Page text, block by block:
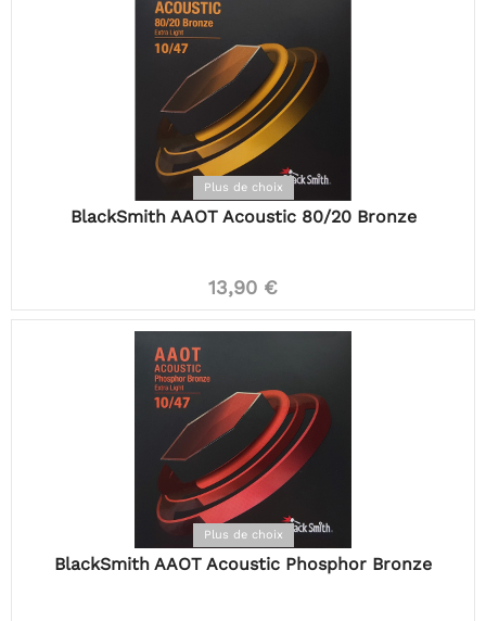
Plus de choix
BlackSmith AAOT Acoustic 80/20 Bronze
13,90 €
Plus de choix
BlackSmith AAOT Acoustic Phosphor Bronze